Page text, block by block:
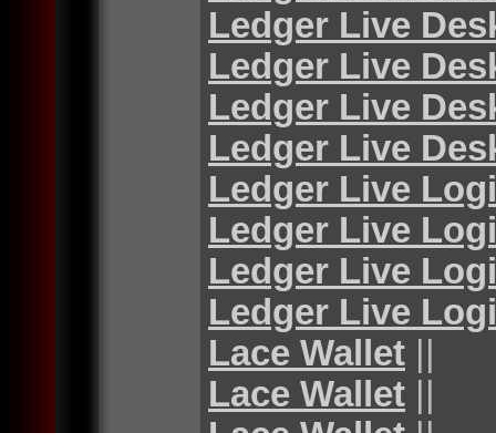
Ledger Live
Ledger Live
Ledger Live
Ledger Live
Ledger Live
Ledger Live
Ledger Live
Ledger Live
Lace Wallet ||
Lace Wallet ||